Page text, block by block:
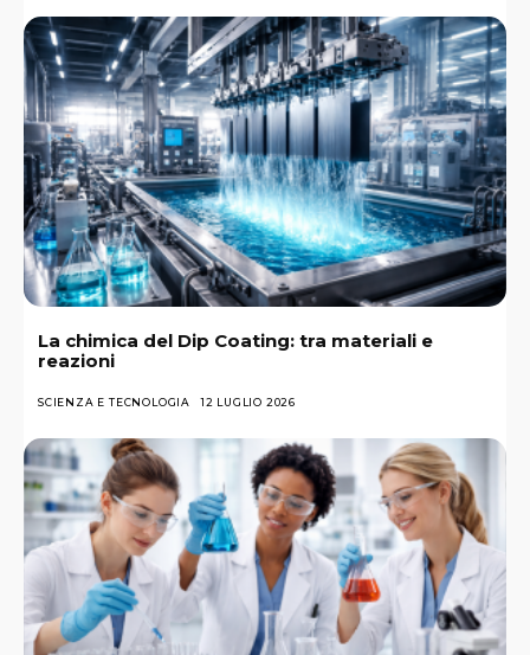
La chimica del Dip Coating: tra materiali e
reazioni
SCIENZA E TECNOLOGIA 12 LUGLIO 2026